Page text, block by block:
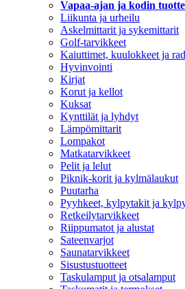
Vapaa-ajan ja kodin
Liikunta ja urheilu
Askelmittarit ja sykemittarit
Golf-tarvikkeet
Kaiuttimet, kuulokkeet ja
Hyvinvointi
Kirjat
Korut ja kellot
Kuksat
Kynttilät ja lyhdyt
Lämpömittarit
Lompakot
Matkatarvikkeet
Pelit ja lelut
Piknik-korit ja kylmälaukut
Puutarha
Pyyhkeet, kylpytakit ja
Retkeilytarvikkeet
Riippumatot ja alustat
Sateenvarjot
Saunatarvikkeet
Sisustustuotteet
Taskulamput ja otsalamput